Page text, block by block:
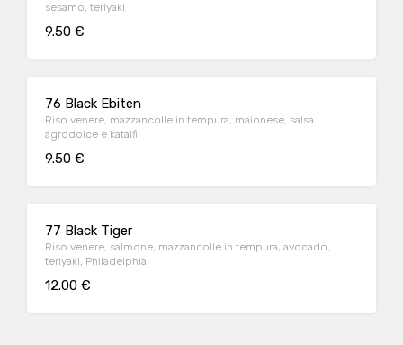
sesamo, teriyaki
9.50 €
76 Black Ebiten
Riso venere, mazzancolle in tempura, maionese, salsa
agrodolce e kataifi
9.50 €
77 Black Tiger
Riso venere, salmone, mazzancolle in tempura, avocado,
teriyaki, Philadelphia
12.00 €